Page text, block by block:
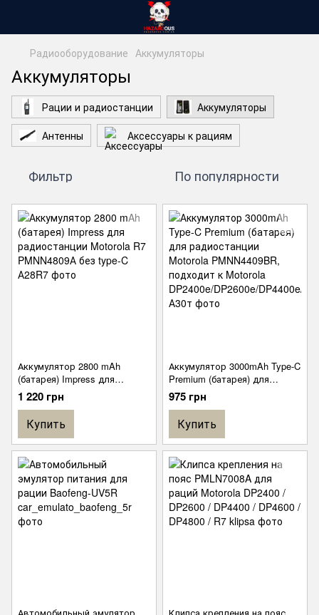
Радиооборудование Аккумуляторы
Аккумуляторы
Рации и радиостанции
Аккумуляторы
Антенны
Аксессуары к рациям
Фильтр По популярности
Аккумулятор 2800 mAh
(батарея) Impress для
радиостанции Motorola R7
PMNN4809А без type-C
1 220 грн
Купить
Аккумулятор 3000mAh Type-C
Premium (батарея) для
радиостанции Motorola
PMNN4409BR, подходит к
Motorola
DP2400e/DP2600e/DP4400e/D
P4600e/DP4800e
975 грн
Купить